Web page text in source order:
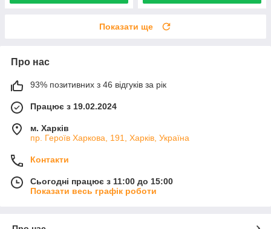
Показати ще
Про нас
93% позитивних з 46 відгуків за рік
Працює з 19.02.2024
м. Харків
пр. Героїв Харкова, 191, Харків, Україна
Контакти
Сьогодні працює з 11:00 до 15:00
Показати весь графік роботи